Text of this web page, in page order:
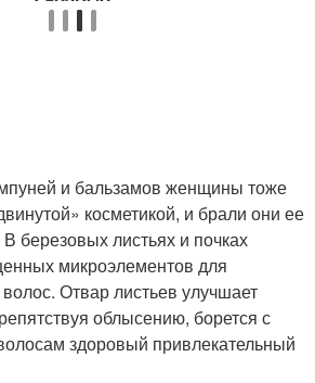
и бальзамов женщины тоже
косметикой, и брали они ее
березовых листьях и почках
микроэлементов для
Отвар листьев улучшает
облысению, борется с
здоровый привлекательный